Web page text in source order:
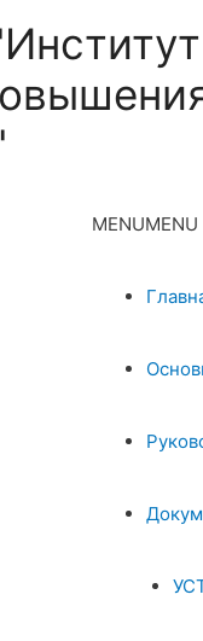
MENUMENU